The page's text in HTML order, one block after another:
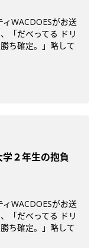
WACDOESがお送
「だべってる ドリ
ち確定。」略して
２年生の抱負
WACDOESがお送
「だべってる ドリ
ち確定。」略して